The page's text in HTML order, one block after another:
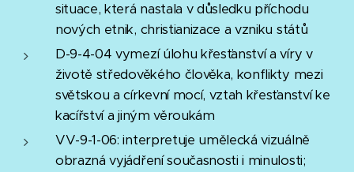
situace, která nastala v důsledku příchodu
nových etnik, christianizace a vzniku států
D-9-4-04 vymezí úlohu křesťanství a víry v
životě středověkého člověka, konflikty mezi
světskou a církevní mocí, vztah křesťanství ke
kacířství a jiným věroukám
VV-9-1-06: interpretuje umělecká vizuálně
obrazná vyjádření současnosti i minulosti;